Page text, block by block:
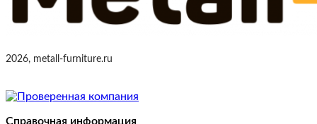
2026, metall-furniture.ru
Справочная информация